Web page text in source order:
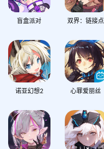
盲盒派对 双界：链接点
诺亚幻想2 心罪爱丽丝